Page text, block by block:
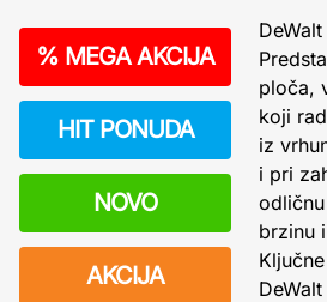
% MEGA AKCIJA
HIT PONUDA
NOVO
AKCIJA
ploča,
koji
iz
i pri
brzinu